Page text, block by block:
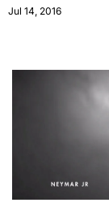
Jul 14, 2016